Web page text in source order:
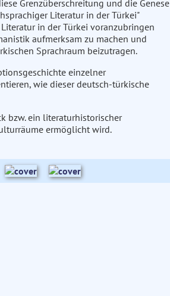
Grenzüberschreitung und die Genese
Literatur in der Türkei"
in der Türkei voranzubringen
aufmerksam zu machen und
Sprachraum beizutragen.
einzelner
wie dieser deutsch-türkische
bzw. ein literaturhistorischer
ermöglicht wird.